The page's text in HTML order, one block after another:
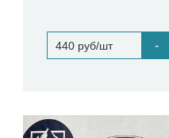
440 руб/шт -